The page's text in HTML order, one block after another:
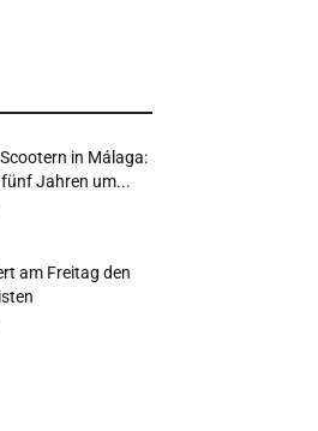
in Málaga:
Jahren um...
am Freitag den